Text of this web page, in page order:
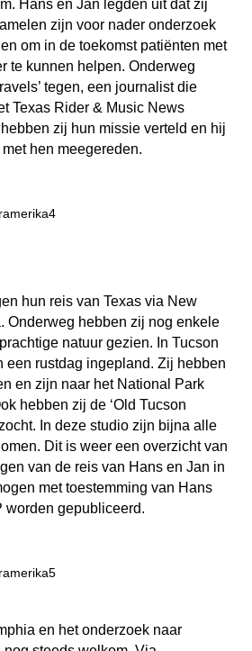
Hans en Jan legden uit dat zij
zijn voor nader onderzoek
om in de toekomst patiënten met
te kunnen helpen. Onderweg
tegen, een journalist die
Texas Rider & Music News
zij hun missie verteld en hij
hen meegereden.
hun reis van Texas via New
Onderweg hebben zij nog enkele
natuur gezien. In Tucson
een rustdag ingepland. Zij hebben
en zijn naar het National Park
hebben zij de ‘Old Tucson
In deze studio zijn bijna alle
Dit is weer een overzicht van
van de reis van Hans en Jan in
met toestemming van Hans
worden gepubliceerd.
en het onderzoek naar